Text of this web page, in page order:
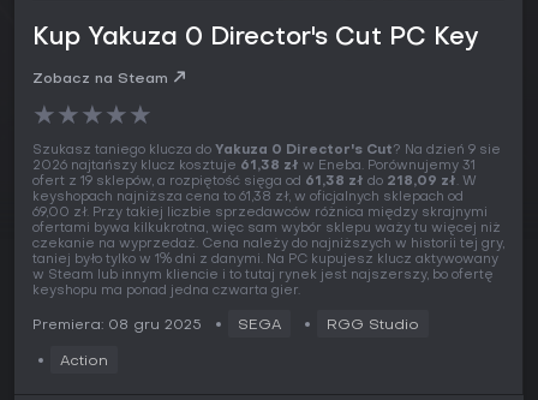
Kup Yakuza 0 Director's Cut PC Key
Zobacz na Steam
★★★★★
Szukasz taniego klucza do Yakuza 0 Director's Cut? Na dzień 9 sie
2026 najtańszy klucz kosztuje 61,38 zł w Eneba. Porównujemy 31
ofert z 19 sklepów, a rozpiętość sięga od 61,38 zł do 218,09 zł. W
keyshopach najniższa cena to 61,38 zł, w oficjalnych sklepach od
69,00 zł. Przy takiej liczbie sprzedawców różnica między skrajnymi
ofertami bywa kilkukrotna, więc sam wybór sklepu waży tu więcej niż
czekanie na wyprzedaż. Cena należy do najniższych w historii tej gry,
taniej było tylko w 1% dni z danymi. Na PC kupujesz klucz aktywowany
w Steam lub innym kliencie i to tutaj rynek jest najszerszy, bo ofertę
keyshopu ma ponad jedna czwarta gier.
Premiera: 08 gru 2025 SEGA RGG Studio
Action